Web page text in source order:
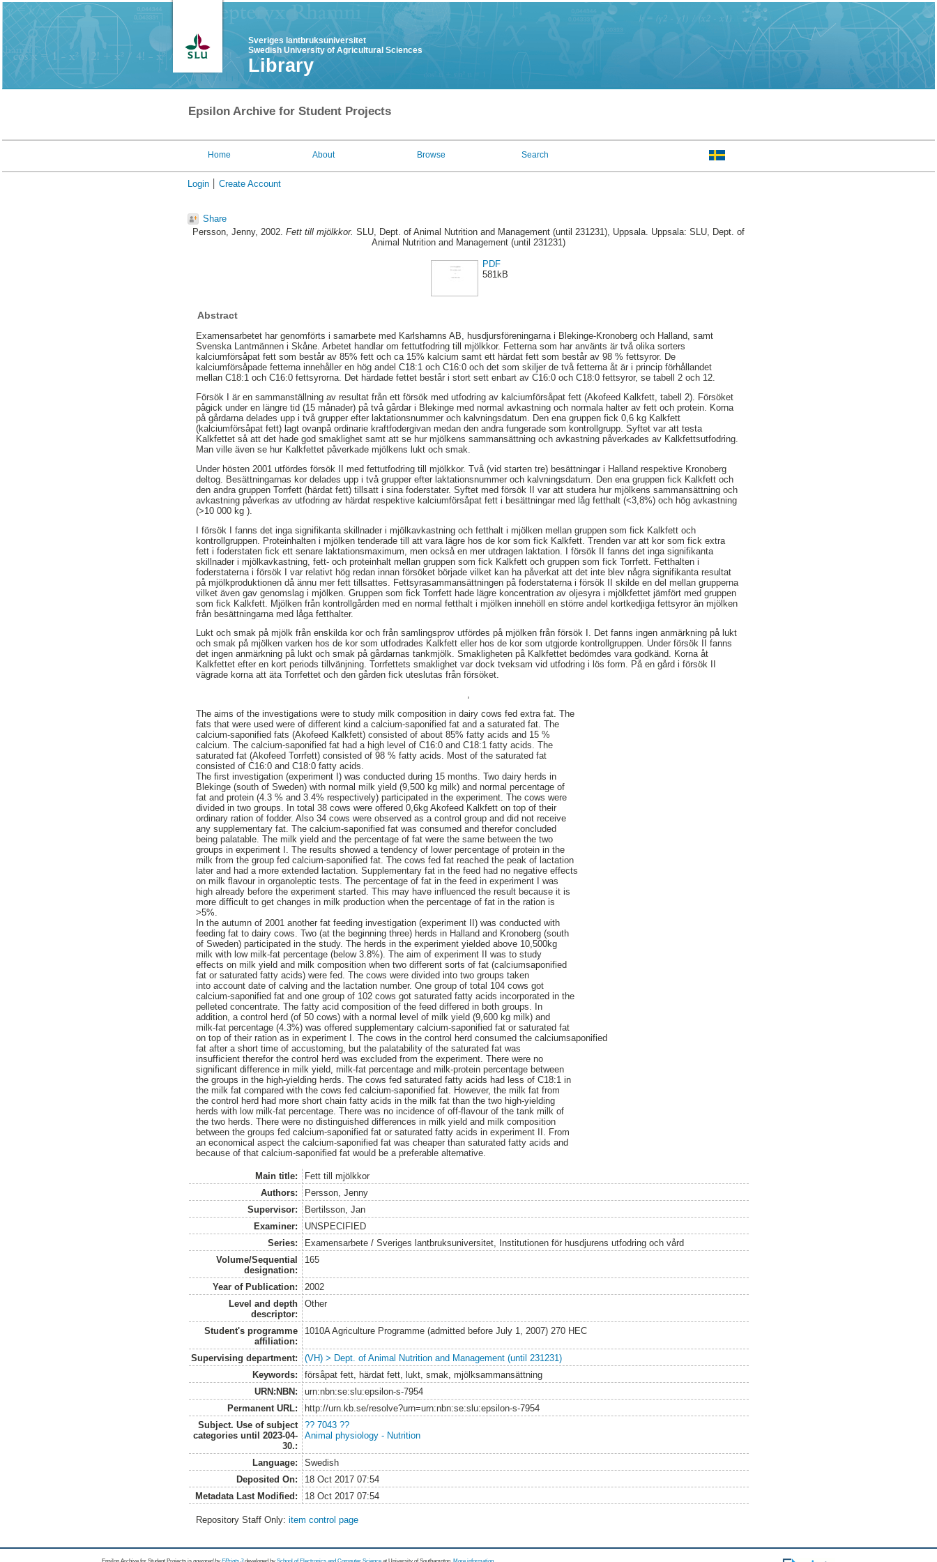
Sveriges lantbruksuniversitet
Swedish University of Agricultural Sciences
Library
Epsilon Archive for Student Projects
Home About Browse Search
Login Create Account
Share
Persson, Jenny, 2002. Fett till mjölkkor. SLU, Dept. of Animal Nutrition and Management (until 231231), Uppsala. Uppsala: SLU, Dept. of
Animal Nutrition and Management (until 231231)
PDF
581kB
Abstract
Examensarbetet har genomförts i samarbete med Karlshamns AB, husdjursföreningarna i Blekinge-Kronoberg och Halland, samt
Svenska Lantmännen i Skåne. Arbetet handlar om fettutfodring till mjölkkor. Fetterna som har använts är två olika sorters
kalciumförsåpat fett som består av 85% fett och ca 15% kalcium samt ett härdat fett som består av 98 % fettsyror. De
kalciumförsåpade fetterna innehåller en hög andel C18:1 och C16:0 och det som skiljer de två fetterna åt är i princip förhållandet
mellan C18:1 och C16:0 fettsyrorna. Det härdade fettet består i stort sett enbart av C16:0 och C18:0 fettsyror, se tabell 2 och 12.
Försök I är en sammanställning av resultat från ett försök med utfodring av kalciumförsåpat fett (Akofeed Kalkfett, tabell 2). Försöket
pågick under en längre tid (15 månader) på två gårdar i Blekinge med normal avkastning och normala halter av fett och protein. Korna
på gårdarna delades upp i två grupper efter laktationsnummer och kalvningsdatum. Den ena gruppen fick 0,6 kg Kalkfett
(kalciumförsåpat fett) lagt ovanpå ordinarie kraftfodergivan medan den andra fungerade som kontrollgrupp. Syftet var att testa
Kalkfettet så att det hade god smaklighet samt att se hur mjölkens sammansättning och avkastning påverkades av Kalkfettsutfodring.
Man ville även se hur Kalkfettet påverkade mjölkens lukt och smak.
Under hösten 2001 utfördes försök II med fettutfodring till mjölkkor. Två (vid starten tre) besättningar i Halland respektive Kronoberg
deltog. Besättningarnas kor delades upp i två grupper efter laktationsnummer och kalvningsdatum. Den ena gruppen fick Kalkfett och
den andra gruppen Torrfett (härdat fett) tillsatt i sina foderstater. Syftet med försök II var att studera hur mjölkens sammansättning och
avkastning påverkas av utfodring av härdat respektive kalciumförsåpat fett i besättningar med låg fetthalt (<3,8%) och hög avkastning
(>10 000 kg ).
I försök I fanns det inga signifikanta skillnader i mjölkavkastning och fetthalt i mjölken mellan gruppen som fick Kalkfett och
kontrollgruppen. Proteinhalten i mjölken tenderade till att vara lägre hos de kor som fick Kalkfett. Trenden var att kor som fick extra
fett i foderstaten fick ett senare laktationsmaximum, men också en mer utdragen laktation. I försök II fanns det inga signifikanta
skillnader i mjölkavkastning, fett- och proteinhalt mellan gruppen som fick Kalkfett och gruppen som fick Torrfett. Fetthalten i
foderstaterna i försök I var relativt hög redan innan försöket började vilket kan ha påverkat att det inte blev några signifikanta resultat
på mjölkproduktionen då ännu mer fett tillsattes. Fettsyrasammansättningen på foderstaterna i försök II skilde en del mellan grupperna
vilket även gav genomslag i mjölken. Gruppen som fick Torrfett hade lägre koncentration av oljesyra i mjölkfettet jämfört med gruppen
som fick Kalkfett. Mjölken från kontrollgården med en normal fetthalt i mjölken innehöll en större andel kortkedjiga fettsyror än mjölken
från besättningarna med låga fetthalter.
Lukt och smak på mjölk från enskilda kor och från samlingsprov utfördes på mjölken från försök I. Det fanns ingen anmärkning på lukt
och smak på mjölken varken hos de kor som utfodrades Kalkfett eller hos de kor som utgjorde kontrollgruppen. Under försök II fanns
det ingen anmärkning på lukt och smak på gårdarnas tankmjölk. Smakligheten på Kalkfettet bedömdes vara godkänd. Korna åt
Kalkfettet efter en kort periods tillvänjning. Torrfettets smaklighet var dock tveksam vid utfodring i lös form. På en gård i försök II
vägrade korna att äta Torrfettet och den gården fick uteslutas från försöket.
,
The aims of the investigations were to study milk composition in dairy cows fed extra fat. The
fats that were used were of different kind a calcium-saponified fat and a saturated fat. The
calcium-saponified fats (Akofeed Kalkfett) consisted of about 85% fatty acids and 15 %
calcium. The calcium-saponified fat had a high level of C16:0 and C18:1 fatty acids. The
saturated fat (Akofeed Torrfett) consisted of 98 % fatty acids. Most of the saturated fat
consisted of C16:0 and C18:0 fatty acids.
The first investigation (experiment I) was conducted during 15 months. Two dairy herds in
Blekinge (south of Sweden) with normal milk yield (9,500 kg milk) and normal percentage of
fat and protein (4.3 % and 3.4% respectively) participated in the experiment. The cows were
divided in two groups. In total 38 cows were offered 0,6kg Akofeed Kalkfett on top of their
ordinary ration of fodder. Also 34 cows were observed as a control group and did not receive
any supplementary fat. The calcium-saponified fat was consumed and therefor concluded
being palatable. The milk yield and the percentage of fat were the same between the two
groups in experiment I. The results showed a tendency of lower percentage of protein in the
milk from the group fed calcium-saponified fat. The cows fed fat reached the peak of lactation
later and had a more extended lactation. Supplementary fat in the feed had no negative effects
on milk flavour in organoleptic tests. The percentage of fat in the feed in experiment I was
high already before the experiment started. This may have influenced the result because it is
more difficult to get changes in milk production when the percentage of fat in the ration is
>5%.
In the autumn of 2001 another fat feeding investigation (experiment II) was conducted with
feeding fat to dairy cows. Two (at the beginning three) herds in Halland and Kronoberg (south
of Sweden) participated in the study. The herds in the experiment yielded above 10,500kg
milk with low milk-fat percentage (below 3.8%). The aim of experiment II was to study
effects on milk yield and milk composition when two different sorts of fat (calciumsaponified
fat or saturated fatty acids) were fed. The cows were divided into two groups taken
into account date of calving and the lactation number. One group of total 104 cows got
calcium-saponified fat and one group of 102 cows got saturated fatty acids incorporated in the
pelleted concentrate. The fatty acid composition of the feed differed in both groups. In
addition, a control herd (of 50 cows) with a normal level of milk yield (9,600 kg milk) and
milk-fat percentage (4.3%) was offered supplementary calcium-saponified fat or saturated fat
on top of their ration as in experiment I. The cows in the control herd consumed the calciumsaponified
fat after a short time of accustoming, but the palatability of the saturated fat was
insufficient therefor the control herd was excluded from the experiment. There were no
significant difference in milk yield, milk-fat percentage and milk-protein percentage between
the groups in the high-yielding herds. The cows fed saturated fatty acids had less of C18:1 in
the milk fat compared with the cows fed calcium-saponified fat. However, the milk fat from
the control herd had more short chain fatty acids in the milk fat than the two high-yielding
herds with low milk-fat percentage. There was no incidence of off-flavour of the tank milk of
the two herds. There were no distinguished differences in milk yield and milk composition
between the groups fed calcium-saponified fat or saturated fatty acids in experiment II. From
an economical aspect the calcium-saponified fat was cheaper than saturated fatty acids and
because of that calcium-saponified fat would be a preferable alternative.
Main title:
Fett till mjölkkor
Authors:
Persson, Jenny
Supervisor:
Bertilsson, Jan
Examiner:
UNSPECIFIED
Series:
Examensarbete / Sveriges lantbruksuniversitet, Institutionen för husdjurens utfodring och vård
Volume/Sequential
designation:
165
Year of Publication:
2002
Level and depth
descriptor:
Other
Student's programme
affiliation:
1010A Agriculture Programme (admitted before July 1, 2007) 270 HEC
Supervising department:
(VH) > Dept. of Animal Nutrition and Management (until 231231)
Keywords:
försåpat fett, härdat fett, lukt, smak, mjölksammansättning
URN:NBN:
urn:nbn:se:slu:epsilon-s-7954
Permanent URL:
http://urn.kb.se/resolve?urn=urn:nbn:se:slu:epsilon-s-7954
Subject. Use of subject
categories until 2023-04-
30.:
?? 7043 ??
Animal physiology - Nutrition
Language:
Swedish
Deposited On:
18 Oct 2017 07:54
Metadata Last Modified:
18 Oct 2017 07:54
Repository Staff Only:item control page